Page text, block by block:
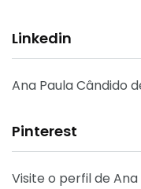
Linkedin
Ana Paula Cândido
Pinterest
Visite o perfil de